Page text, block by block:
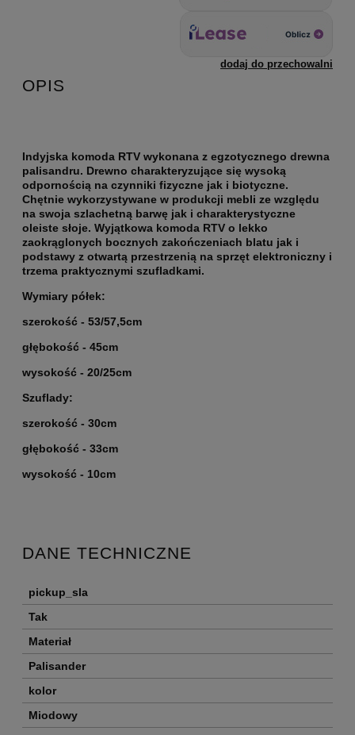
dodaj do przechowalni
OPIS
Indyjska komoda RTV wykonana z egzotycznego drewna
palisandru. Drewno charakteryzujące się wysoką
odpornością na czynniki fizyczne jak i biotyczne.
Chętnie wykorzystywane w produkcji mebli ze względu
na swoja szlachetną barwę jak i charakterystyczne
oleiste słoje. Wyjątkowa komoda RTV o lekko
zaokrąglonych bocznych zakończeniach blatu jak i
podstawy z otwartą przestrzenią na sprzęt elektroniczny i
trzema praktycznymi szufladkami.
Wymiary półek:
szerokość - 53/57,5cm
głębokość - 45cm
wysokość - 20/25cm
Szuflady:
szerokość - 30cm
głębokość - 33cm
wysokość - 10cm
DANE TECHNICZNE
pickup_sla
Tak
Materiał
Palisander
kolor
Miodowy